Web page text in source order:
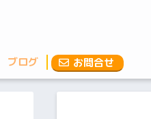
ブログ お問合せ